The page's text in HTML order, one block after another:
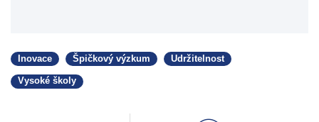
Inovace Špičkový výzkum Udržitelnost
Vysoké školy